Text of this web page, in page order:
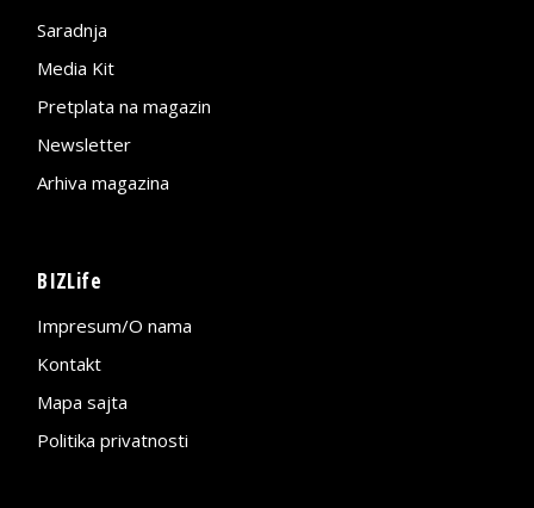
Saradnja
Media Kit
Pretplata na magazin
Newsletter
Arhiva magazina
BIZLife
Impresum/O nama
Kontakt
Mapa sajta
Politika privatnosti